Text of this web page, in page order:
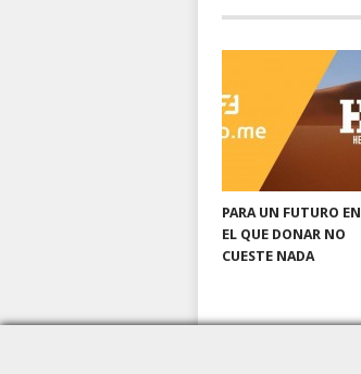
PARA UN FUTURO EN
EL QUE DONAR NO
CUESTE NADA